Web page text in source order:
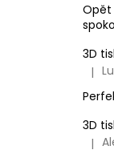
Opět
3D
|
3D
|